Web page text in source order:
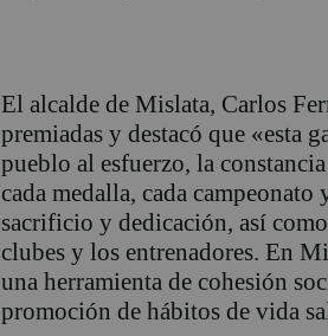
El alcalde de Mislata, Carlos
premiadas y destacó que «esta
pueblo al esfuerzo, la
cada medalla, cada
sacrificio y dedicación, así
clubes y los entrenadores. En
una herramienta de cohesión
promoción de hábitos de vida